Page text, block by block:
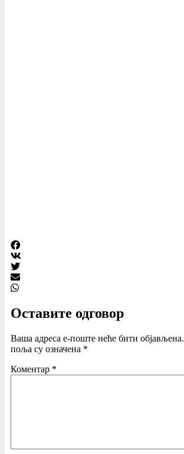
Оставите одговор
Ваша адреса е-поште неће бити објављена.
поља су означена *
Коментар *